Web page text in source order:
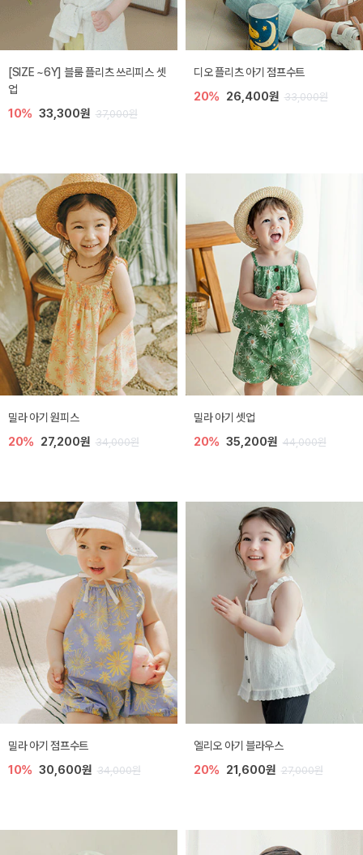
[SIZE ~6Y] 블룸 플리츠 쓰리피스 셋
업
10% 33,300원 37,000원
디오 플리츠 아기 점프수트
20% 26,400원 33,000원
밀라 아기 원피스
20% 27,200원 34,000원
밀라 아기 셋업
20% 35,200원 44,000원
밀라 아기 점프수트
10% 30,600원 34,000원
엘리오 아기 블라우스
20% 21,600원 27,000원